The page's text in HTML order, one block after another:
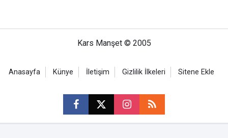
Kars Manşet © 2005
Anasayfa Künye İletişim Gizlilik İlkeleri Sitene Ekle